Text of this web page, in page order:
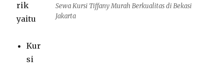
Sewa Kursi Tiffany Murah Berkualitas di Bekasi
Jakarta
rik
yaitu
Kur
si